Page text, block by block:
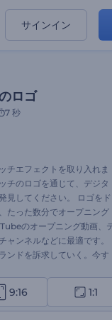
サインイン
ロゴ
7 秒
チエフェクトを取り入れま
チのロゴを通じて、デジタ
見してください。 ロゴをド
たった数分でオープニング
のオープニング動画、
ャンネルなどに最適です。
ンドを訴求していく。今す
9:16 1:1